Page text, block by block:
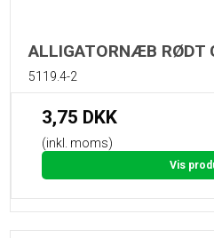
ALLIGATORNÆB RØDT
5119.4-2
3,75 DKK
(inkl. moms)
Vis